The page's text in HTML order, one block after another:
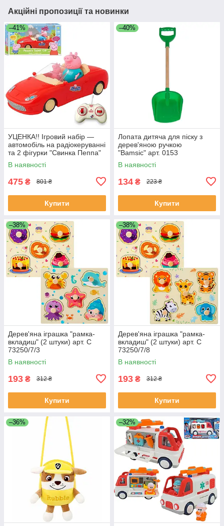
Акційні пропозиції та новинки
–41%
УЦЕНКА!! Ігровий набір —
автомобіль на радіокеруванні
та 2 фігурки "Свинка Пеппа"
(Peppa Pig) арт. 000-1
В наявності
475 ₴ 801 ₴
Купити
–40%
Лопата дитяча для піску з
дерев'яною ручкою
"Bamsic" арт. 0153
В наявності
134 ₴ 223 ₴
Купити
–38%
Дерев'яна іграшка "рамка-
вкладиш" (2 штуки) арт. C
73250/7/3
В наявності
193 ₴ 312 ₴
Купити
–38%
Дерев'яна іграшка "рамка-
вкладиш" (2 штуки) арт. C
73250/7/8
В наявності
193 ₴ 312 ₴
Купити
–36% –32%